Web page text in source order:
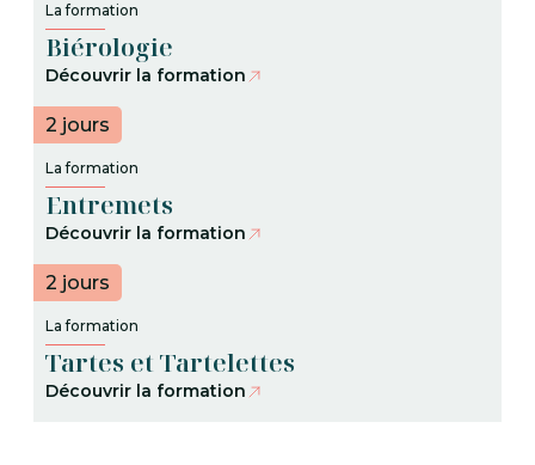
La formation
Biérologie
Découvrir la formation
2 jours
La formation
Entremets
Découvrir la formation
2 jours
La formation
Tartes et Tartelettes
Découvrir la formation